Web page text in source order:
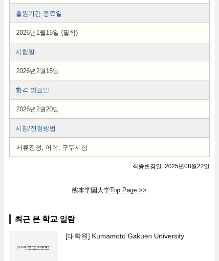
출원기간 종료일
2026년1월15일 (필착)
시험일
2026년2월15일
합격 발표일
2026년2월20일
시험/전형방법
서류전형, 어학, 구두시험
최종변경일: 2025년08월22일
熊本学園大学Top Page >>
최근 본 학교 일람
[대학원] Kumamoto Gakuen University